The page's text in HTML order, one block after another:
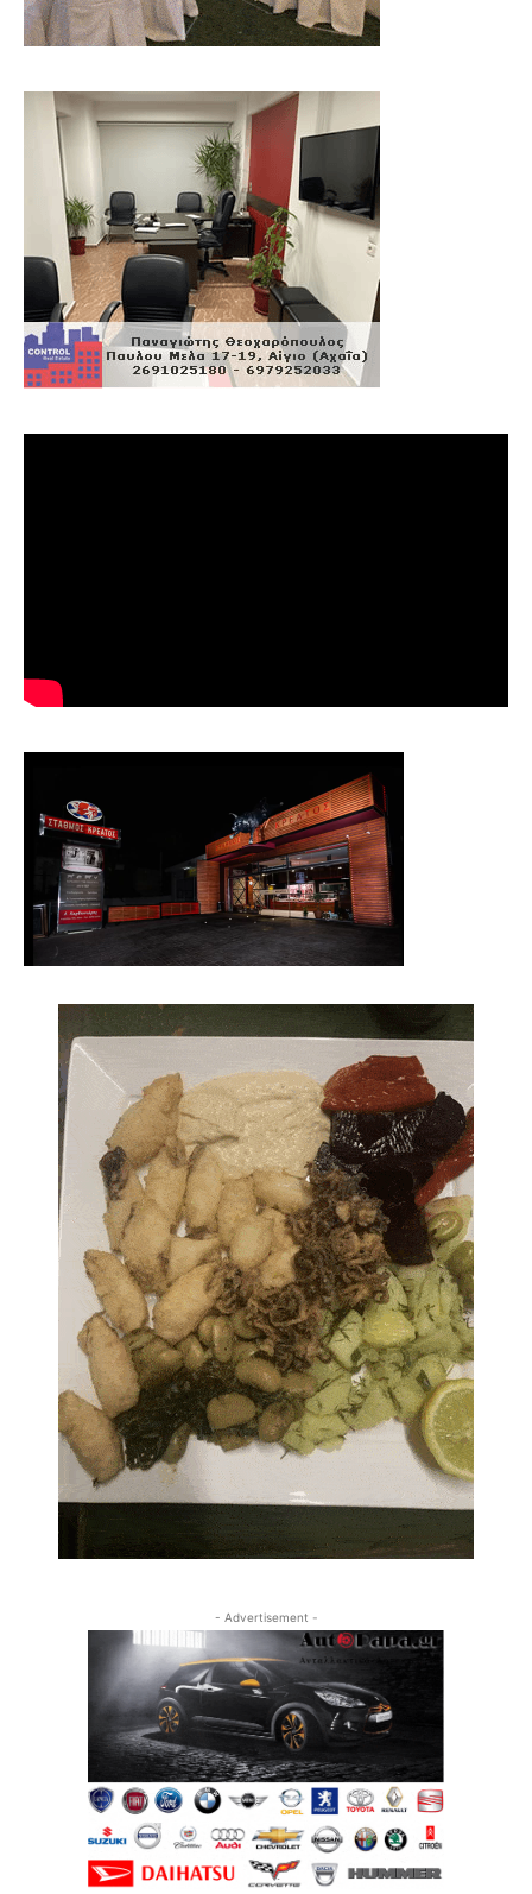
- Advertisement -